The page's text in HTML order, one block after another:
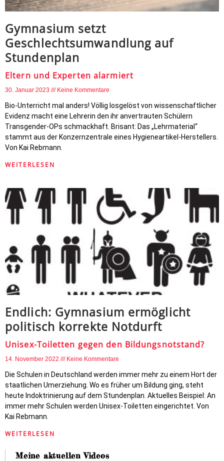
Gymnasium setzt
Geschlechtsumwandlung auf
Stundenplan
Eltern und Experten alarmiert
30. Januar 2023 Keine Kommentare
Bio-Unterricht mal anders! Völlig losgelöst von wissenschaftlicher
Evidenz macht eine Lehrerin den ihr anvertrauten Schülern
Transgender-OPs schmackhaft. Brisant: Das „Lehrmaterial“
stammt aus der Konzernzentrale eines Hygieneartikel-Herstellers.
Von Kai Rebmann.
WEITERLESEN
Endlich: Gymnasium ermöglicht
politisch korrekte Notdurft
Unisex-Toiletten gegen den Bildungsnotstand?
14. November 2022 Keine Kommentare
Die Schulen in Deutschland werden immer mehr zu einem Hort der
staatlichen Umerziehung. Wo es früher um Bildung ging, steht
heute Indoktrinierung auf dem Stundenplan. Aktuelles Beispiel: An
immer mehr Schulen werden Unisex-Toiletten eingerichtet. Von
Kai Rebmann.
WEITERLESEN
Meine aktuellen Videos